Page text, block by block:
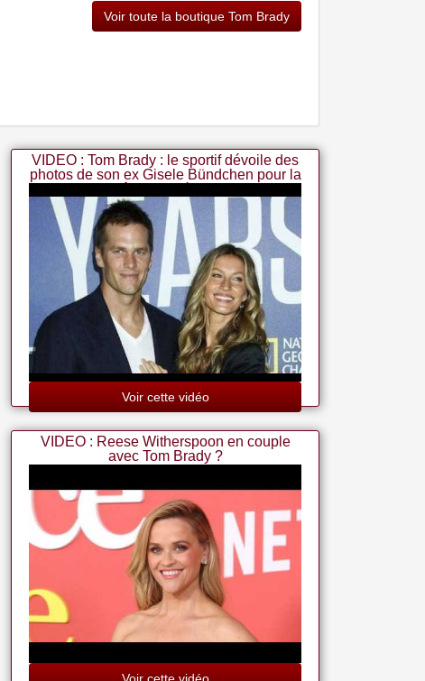
Jumbo Nfl Tampa Bay
Buccaneers Tom Brady
Fanatics Nfl Tampa Bay
Voir toute la boutique Tom Brady
VIDEO : Tom Brady : le sportif dévoile des
photos de son ex Gisele Bündchen pour la
Voir cette vidéo
VIDEO : Reese Witherspoon en couple
avec Tom Brady ?